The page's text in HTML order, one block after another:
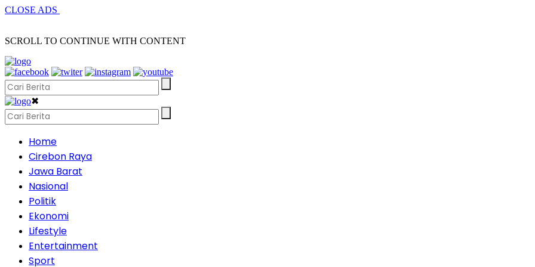
CLOSE ADS
SCROLL TO CONTINUE WITH CONTENT
✖
Home
Cirebon Raya
Jawa Barat
Nasional
Politik
Ekonomi
Lifestyle
Entertainment
Sport